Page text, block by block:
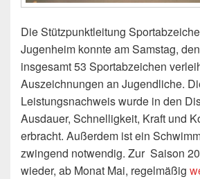
Die Stützpunktleitung
Jugenheim konnte am Samstag,
insgesamt 53 Sportabzeichen
Auszeichnungen an Jugendliche.
Leistungsnachweis wurde in den
Ausdauer, Schnelligkeit, Kraft und
erbracht. Außerdem ist ein
zwingend notwendig. Zur Saison
wieder, ab Monat Mai, regelmäßig